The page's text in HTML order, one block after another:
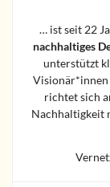
… ist seit 22
nachhaltiges
unterstützt
richtet sich
Nachhaltigkeit